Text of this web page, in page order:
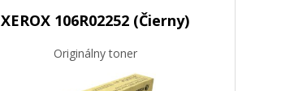
XEROX 106R02252 (Čierny)
Originálny toner